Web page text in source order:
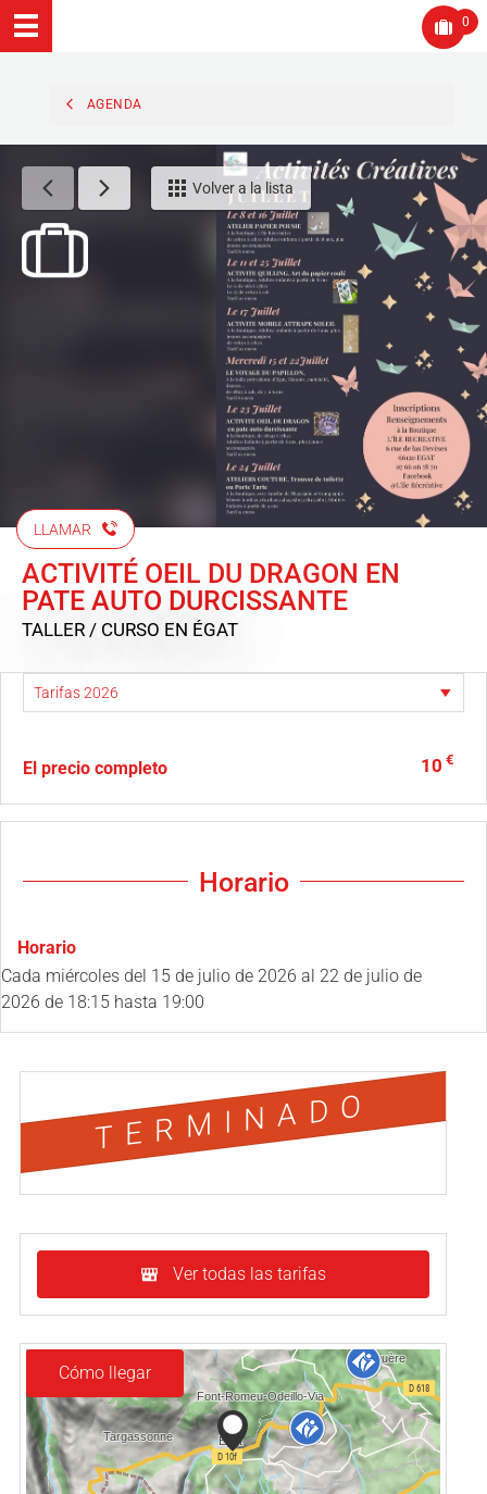
0
AGENDA
Volver a la lista
LLAMAR
ACTIVITÉ OEIL DU DRAGON EN
PATE AUTO DURCISSANTE
TALLER / CURSO EN ÉGAT
El precio completo 10 €
Horario
Horario
Cada miércoles del 15 de julio de 2026 al 22 de julio de
2026 de 18:15 hasta 19:00
TERMINADO
Ver todas las tarifas
Cómo llegar